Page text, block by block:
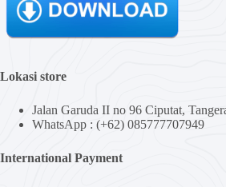
Lokasi store
Jalan Garuda II no 96 Ciputat,
WhatsApp : (+62) 085777707949
International Payment